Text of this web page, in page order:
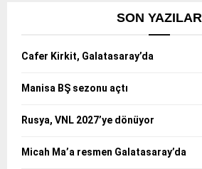
SON YAZILAR
Cafer Kirkit, Galatasaray’da
Manisa BŞ sezonu açtı
Rusya, VNL 2027’ye dönüyor
Micah Ma’a resmen Galatasaray’da